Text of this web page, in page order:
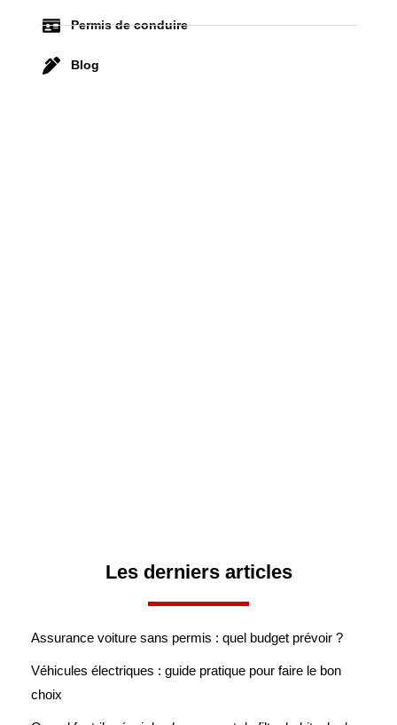
Permis de conduire
Blog
Les derniers articles
Assurance voiture sans permis : quel budget prévoir ?
Véhicules électriques : guide pratique pour faire le bon
choix